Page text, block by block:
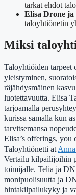
tarkat ehdot
Elisa Drone
taloyhtiönetin
Miksi
Taloyhtiöiden tarpeet
yleistyminen,
räjähdysmäinen
luotettavuutta. Elisa
tarjoamalla
kurissa samalla kun
tarvitsemansa
Elisa’s offerings, you
Taloyhtiönetti at
Vertailu kilpailijoihin
toimijalle. Telia ja
monipuolisuutta ja
hintakilpailukyky ja